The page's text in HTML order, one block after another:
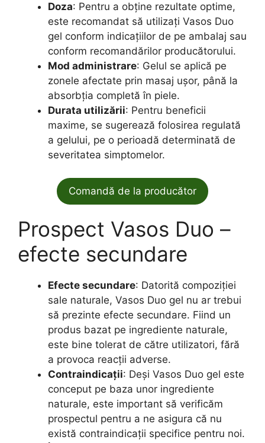
Doza: Pentru a obține rezultate optime,
este recomandat să utilizați Vasos Duo
gel conform indicațiilor de pe ambalaj sau
conform recomandărilor producătorului.
Mod administrare: Gelul se aplică pe
zonele afectate prin masaj ușor, până la
absorbția completă în piele.
Durata utilizării: Pentru beneficii
maxime, se sugerează folosirea regulată
a gelului, pe o perioadă determinată de
severitatea simptomelor.
Comandă de la producător
Prospect Vasos Duo –
efecte secundare
Efecte secundare: Datorită compoziției
sale naturale, Vasos Duo gel nu ar trebui
să prezinte efecte secundare. Fiind un
produs bazat pe ingrediente naturale,
este bine tolerat de către utilizatori, fără
a provoca reacții adverse.
Contraindicații: Deși Vasos Duo gel este
conceput pe baza unor ingrediente
naturale, este important să verificăm
prospectul pentru a ne asigura că nu
există contraindicații specifice pentru noi.